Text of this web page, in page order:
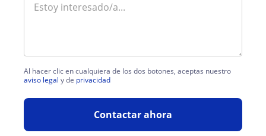
Al hacer clic en cualquiera de los dos botones, aceptas nuestro
aviso legal y de privacidad
Contactar ahora